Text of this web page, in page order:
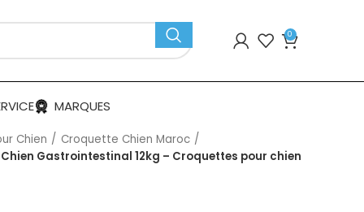
0
MARQUES
Chien
Croquette Chien Maroc
Gastrointestinal 12kg – Croquettes pour chien